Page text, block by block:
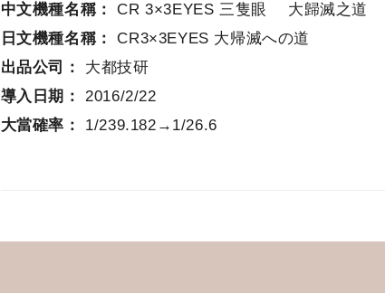
中文機種名稱：CR 3×3EYES 三隻眼 大歸滅之道
日文機種名稱：CR3×3EYES 大帰滅への道
出品公司： 大都技研
導入日期：2016/2/22
大當確率： 1/239.182→1/26.6